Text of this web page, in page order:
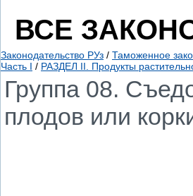
ВСЕ
Законодательство РУз / Таможенное
Часть I / РАЗДЕЛ II. Продукты
Группа 08.
плодов или